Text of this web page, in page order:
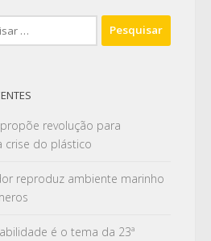
revolução para
crise do plástico
reproduz ambiente marinho
é o tema da 23ª